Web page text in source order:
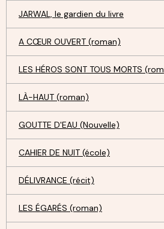
JARWAL, le gardien du livre
A CŒUR OUVERT (roman)
LES HÉROS SONT TOUS MORTS (rom
LÀ-HAUT (roman)
GOUTTE D'EAU (Nouvelle)
CAHIER DE NUIT (école)
DÉLIVRANCE (récit)
LES ÉGARÉS (roman)